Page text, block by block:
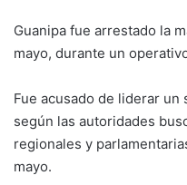
Guanipa fue arrestado la
mayo, durante un
Fue acusado de liderar
según las autoridades
regionales y
mayo.